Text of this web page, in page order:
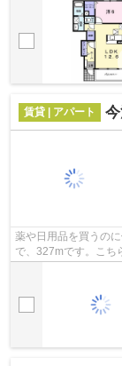
社にお任せ下さい。
賃貸 | アパート
薬や日用品を買うの
で、327mです。こち
ご満足の物件はこち